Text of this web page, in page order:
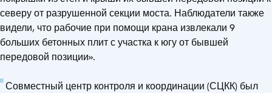
северу от разрушенной секции моста. Наблюдатели также
видели, что рабочие при помощи крана извлекали 9
больших бетонных плит с участка к югу от бывшей
передовой позиции».
[3]Совместный центр контроля и координации (СЦКК) был